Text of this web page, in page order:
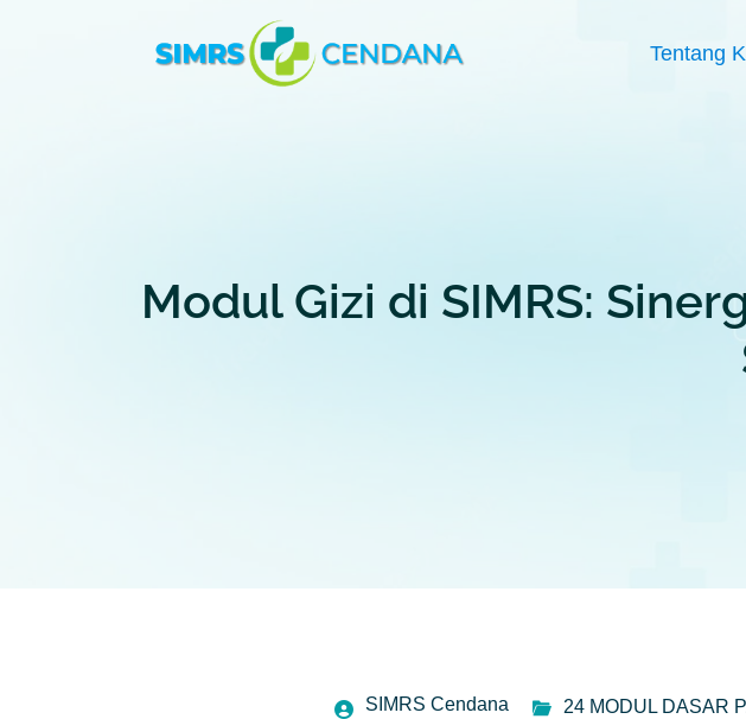
Tentang
Modul Gizi di SIMRS:
SIMRS Cendana 24 MODUL DASAR